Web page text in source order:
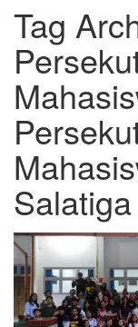
Tag
Salatiga